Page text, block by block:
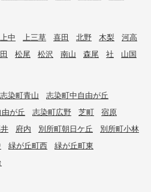
上中 上三草 喜田 北野 木梨
河高
松尾 松沢 南山 森尾 社 山国
志染町青山
志染町中自由が丘
が丘 志染町広野 芝町
宿原
府内 別所町朝日ケ丘
別所町小林
緑が丘町西
緑が丘町東